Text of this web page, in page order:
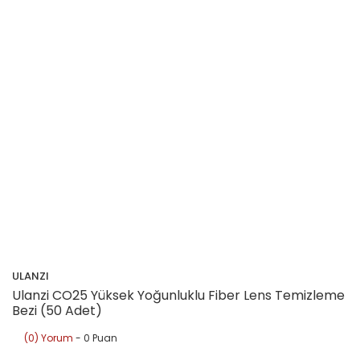
ULANZI
Ulanzi CO25 Yüksek Yoğunluklu Fiber Lens Temizleme
Bezi (50 Adet)
(0) Yorum - 0 Puan